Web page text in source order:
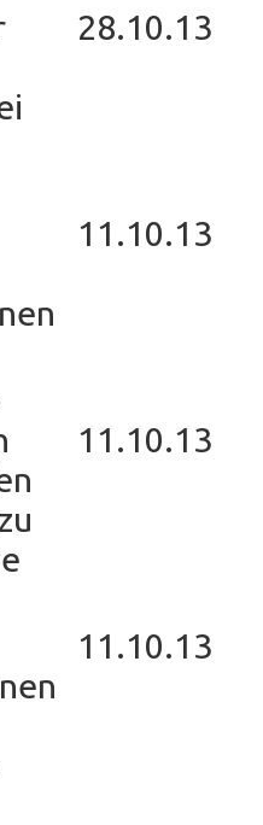
28.10.13
11.10.13
11.10.13
11.10.13